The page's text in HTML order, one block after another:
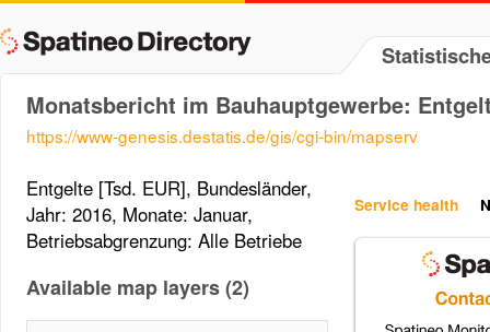
Monatsbericht im Bauhauptgewerbe:
https://www-genesis.destatis.de/gis/cgi-bin/mapserv
Service health
Entgelte [Tsd. EUR], Bundesländer,
Jahr: 2016, Monate: Januar,
Betriebsabgrenzung: Alle Betriebe
Available map layers (2)